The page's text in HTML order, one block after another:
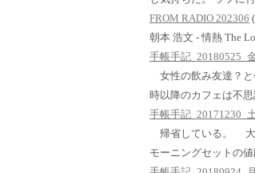
FROM RADIO 202306
朝本 浩文 - 情熱 The
手帳手記_20180525_
女性の飲み友達？
時以降のカフェは不
手帳手記_20171230_
帰省している。 大
モーニングセットの